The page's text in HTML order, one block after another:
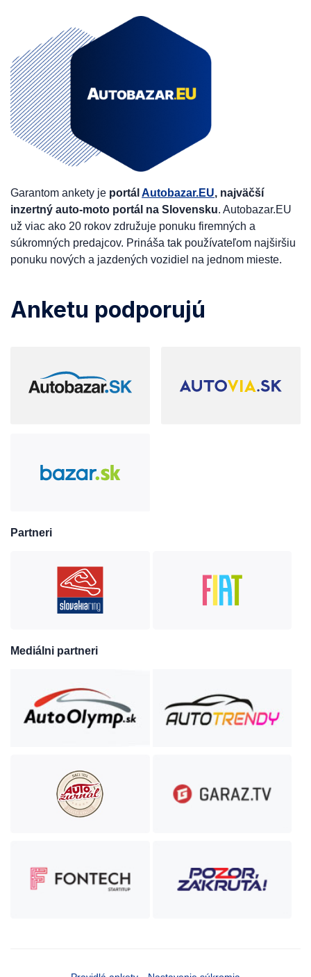
Garantom ankety je portál Autobazar.EU, najväčší
inzertný auto-moto portál na Slovensku. Autobazar.EU
už viac ako 20 rokov združuje ponuku firemných a
súkromných predajcov. Prináša tak používateľom najširšiu
ponuku nových a jazdených vozidiel na jednom mieste.
Anketu podporujú
Partneri
Mediálni partneri